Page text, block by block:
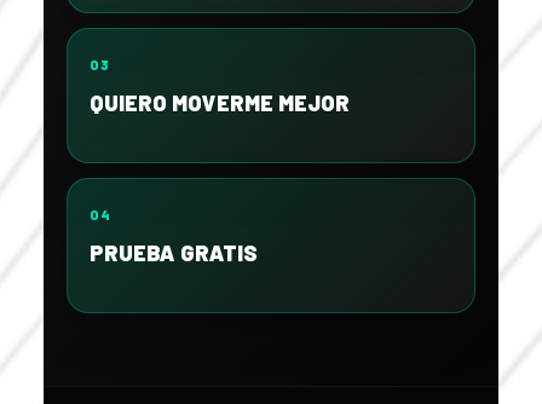
03
QUIERO MOVERME MEJOR
04
PRUEBA GRATIS